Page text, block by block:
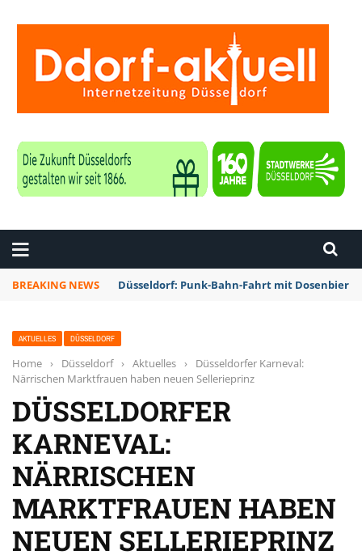
BREAKING NEWS Düsseldorf: Punk-Bahn-Fahrt mit Dosenbier
AKTUELLES DÜSSELDORF
Home › Düsseldorf › Aktuelles ›
Düsseldorfer Karneval:
Närrischen Marktfrauen haben neuen Sellerieprinz
DÜSSELDORFER
KARNEVAL:
NÄRRISCHEN
MARKTFRAUEN HABEN
NEUEN SELLERIEPRINZ